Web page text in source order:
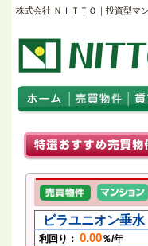
株式会社 ＮＩＴＴＯ｜投資型マ
ビラユニオン垂水
利回り： 0.00％/年